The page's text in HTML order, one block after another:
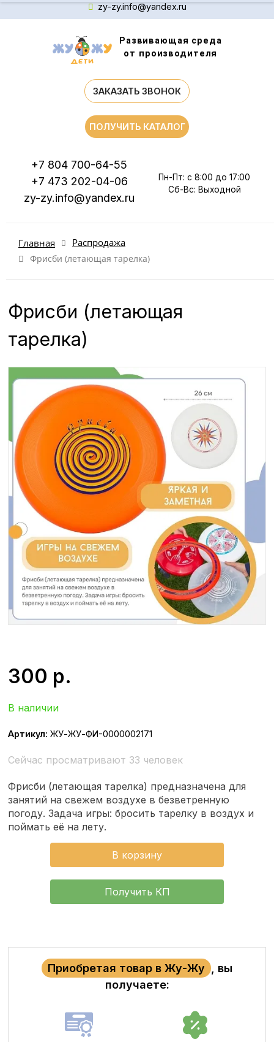
zy-zy.info@yandex.ru
Развивающая среда
от производителя
ЗАКАЗАТЬ ЗВОНОК
+7 804 700-64-55
+7 473 202-04-06
zy-zy.info@yandex.ru
Пн-Пт: с 8:00 до 17:00
Сб-Вс: Выходной
ПОЛУЧИТЬ КАТАЛОГ
Главная Распродажа
Фрисби (летающая тарелка)
Фрисби (летающая
тарелка)
300 р.
В наличии
Артикул: ЖУ-ЖУ-ФИ-0000002171
Сейчас просматривают 33 человек
Фрисби (летающая тарелка) предназначена для
занятий на свежем воздухе в безветренную
погоду. Задача игры: бросить тарелку в воздух и
поймать её на лету.
В корзину
Получить КП
Приобретая товар в Жу-Жу
, вы
получаете: